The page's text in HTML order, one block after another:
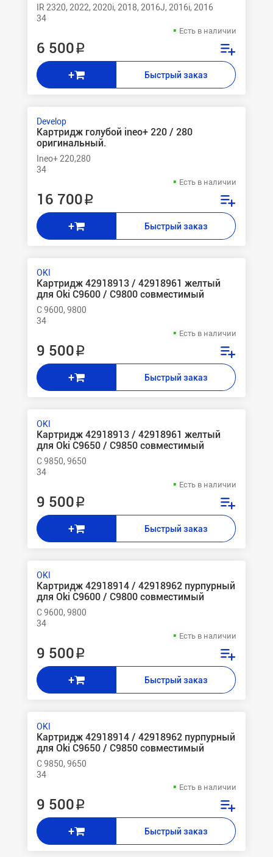
IR 2320, 2022, 2020i, 2018, 2016J, 2016i, 2016
34
Есть в наличии
6 500 ₽
+ Быстрый заказ
Develop
Картридж голубой ineo+ 220 / 280
оригинальный.
Ineo+ 220,280
34
Есть в наличии
16 700 ₽
+ Быстрый заказ
OKI
Картридж 42918913 / 42918961 желтый
для Oki C9600 / C9800 совместимый
C 9600, 9800
34
Есть в наличии
9 500 ₽
+ Быстрый заказ
OKI
Картридж 42918913 / 42918961 желтый
для Oki C9650 / C9850 совместимый
C 9850, 9650
34
Есть в наличии
9 500 ₽
+ Быстрый заказ
OKI
Картридж 42918914 / 42918962 пурпурный
для Oki C9600 / C9800 совместимый
C 9600, 9800
34
Есть в наличии
9 500 ₽
+ Быстрый заказ
OKI
Картридж 42918914 / 42918962 пурпурный
для Oki C9650 / C9850 совместимый
C 9850, 9650
34
Есть в наличии
9 500 ₽
+ Быстрый заказ